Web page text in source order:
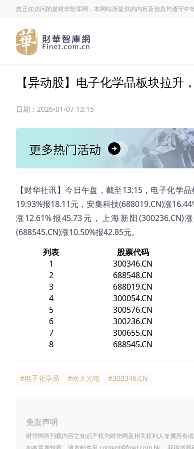
您正在访问的是财华智库网，本网站所提供的内容及信息均遵守中
【异动股】电子化学品板块拉
日期： 2026-01-07 13:15
【财华社讯】今日午盘，截至13:15，电子化学
19.93%报18.11元，安集科技(688019.CN)涨
涨12.61%报45.73元，上海新阳(300236.CN)
(688545.CN)涨10.50%报42.85元。
列表
股票代码
1
300346.CN
2
688548.CN
3
688019.CN
4
300054.CN
5
300576.CN
6
300236.CN
7
300655.CN
8
688545.CN
#电子化学品 #南大光电 #300346.CN
免责声明
财华网所刊载内容之知识产权为财华网及相关权利人专属所有